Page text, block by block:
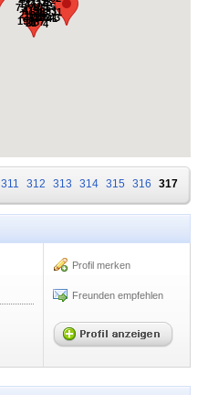
254
443
479
75113065
98
458
15
33
105
25
178
11
19818741
102
219
137
21
4
3
311 312 313 314 315 316 317
Profil merken
Freunden empfehlen